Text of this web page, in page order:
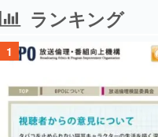
ランキング
1